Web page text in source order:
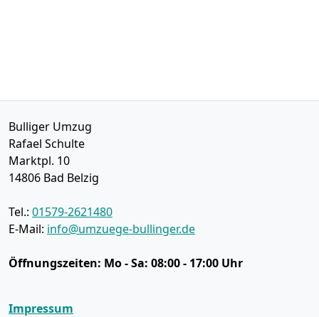
Bulliger Umzug
Rafael Schulte
Marktpl. 10
14806 Bad Belzig
Tel.: 01579-2621480
E-Mail: info@umzuege-bullinger.de
Öffnungszeiten: Mo - Sa: 08:00 - 17:00 Uhr
Impressum